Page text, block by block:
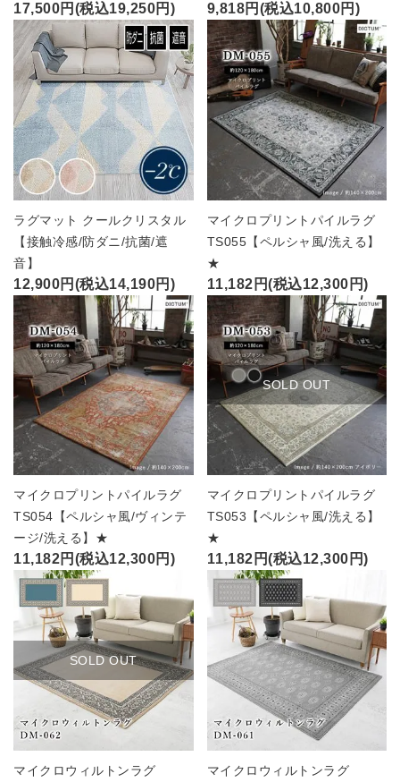
17,500円(税込19,250円) 9,818円(税込10,800円)
ラグマット クールクリスタル
【接触冷感/防ダニ/抗菌/遮
音】
12,900円(税込14,190円)
マイクロプリントパイルラグ
TS055【ペルシャ風/洗える】
★
11,182円(税込12,300円)
マイクロプリントパイルラグ
TS054【ペルシャ風/ヴィンテ
ージ/洗える】★
11,182円(税込12,300円)
SOLD OUT
マイクロプリントパイルラグ
TS053【ペルシャ風/洗える】
★
11,182円(税込12,300円)
SOLD OUT
マイクロウィルトンラグ マイクロウィルトンラグ